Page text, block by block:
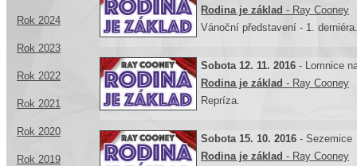
Rok 2024
Rok 2023
Rok 2022
Rok 2021
Rok 2020
Rok 2019
Rodina je základ - Ray Cooney
Vánoční představení - 1.
Sobota 12. 11. 2016 - Lomnice
Rodina je základ - Ray Cooney
Repríza.
Sobota 15. 10. 2016 - Sezemice
Rodina je základ - Ray Cooney